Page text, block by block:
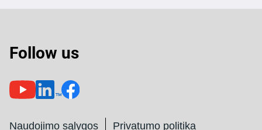
Follow us
Naudojimo sąlygos
Privatumo politika